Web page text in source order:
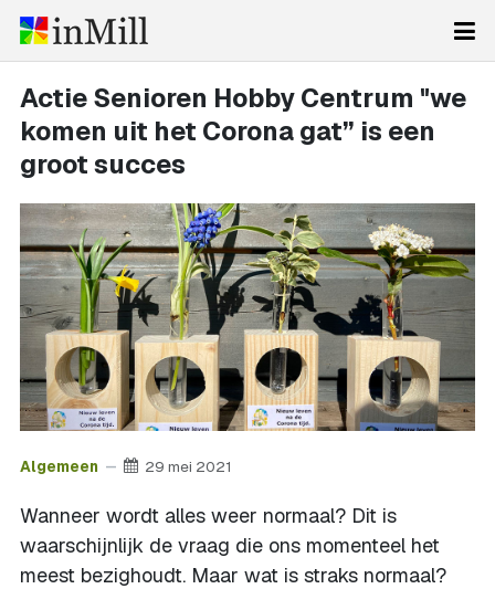
Actie Senioren Hobby Centrum "we
komen uit het Corona gat” is een
groot succes
Algemeen 29 mei 2021
Wanneer wordt alles weer normaal? Dit is
waarschijnlijk de vraag die ons momenteel het
meest bezighoudt. Maar wat is straks normaal?